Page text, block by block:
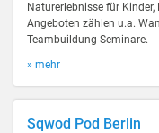
Naturerlebnisse für
Angeboten zählen u.a.
Teambuildung-Seminare.
» mehr
Sqwod Pod Berlin